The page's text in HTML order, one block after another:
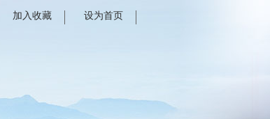
加入收藏 设为首页